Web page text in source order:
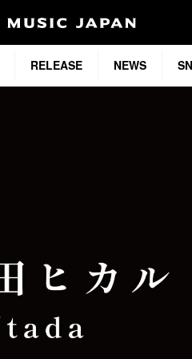
RELEASE NEWS